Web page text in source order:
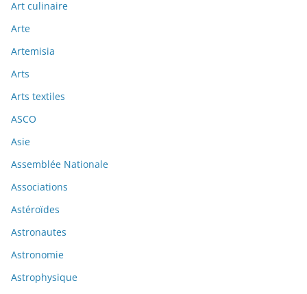
Art culinaire
Arte
Artemisia
Arts
Arts textiles
ASCO
Asie
Assemblée Nationale
Associations
Astéroïdes
Astronautes
Astronomie
Astrophysique